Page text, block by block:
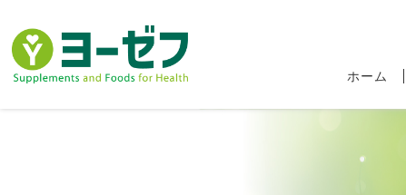
ホーム